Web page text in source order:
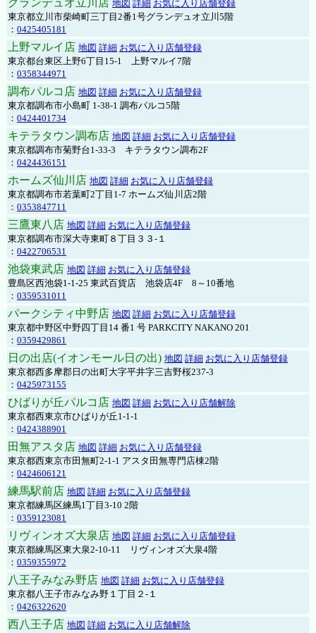
グランデュオ立川店 地図 詳細 お気に入り店舗登録
東京都立川市柴崎町三丁目2番1号グランデュオ立川5階
： 0425405181
上野マルイ店 地図 詳細 お気に入り店舗登録
東京都台東区上野6丁目15-1 上野マルイ7階
： 0358344971
調布パルコ店 地図 詳細 お気に入り店舗登録
東京都調布市小島町 1-38-1 調布パルコ5階
： 0424401734
キテラタウン調布店 地図 詳細 お気に入り店舗登録
東京都調布市菊野台1-33-3 キテラタウン調布2F
： 0424436151
ホームズ仙川店 地図 詳細 お気に入り店舗登録
東京都調布市若葉町2丁目1-7 ホームズ仙川店2階
： 0353847711
三鷹東八店 地図 詳細 お気に入り店舗登録
東京都調布市深大寺東町８丁目３３-１
： 0422706531
池袋東武店 地図 詳細 お気に入り店舗登録
豊島区西池袋1-1-25 東武百貨店 池袋店4F 8～10番地
： 0359531011
パークシティ中野店 地図 詳細 お気に入り店舗登録
東京都中野区中野四丁目14 番1 号 PARKCITY NAKANO 201
： 0359429861
日の出店(イオンモール日の出) 地図 詳細 お気に入り店舗登録
東京都西多摩郡日の出町大字平井字三吉野桜237-3
： 0425973155
ひばりが丘パルコ店 地図 詳細 お気に入り店舗解除
東京都西東京市ひばりが丘1-1-1
： 0424388901
田無アスタ店 地図 詳細 お気に入り店舗登録
東京都西東京市田無町2-1-1 アスタ田無専門店棟2階
： 0424606121
練馬駅前店 地図 詳細 お気に入り店舗登録
東京都練馬区練馬1丁目3-10 2階
： 0359123081
リヴィンオズ大泉店 地図 詳細 お気に入り店舗登録
東京都練馬区東大泉2-10-11 リヴィンオズ大泉4階
： 0359355972
八王子みなみ野店 地図 詳細 お気に入り店舗登録
東京都八王子市みなみ野１丁目２-１
： 0426322620
西八王子店 地図 詳細 お気に入り店舗解除